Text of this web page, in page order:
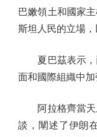
巴嫩領土和國家
斯坦人民的立場，
夏巴茲表示，
面和國際組織中加
阿拉格齊當天
談，闡述了伊朗